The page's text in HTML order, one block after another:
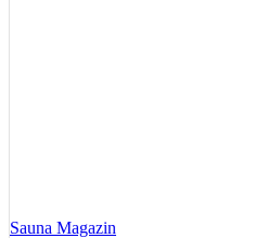
Sauna Magazin